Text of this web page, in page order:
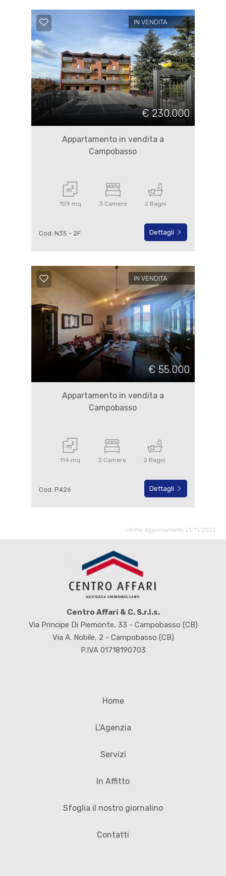
IN VENDITA
€ 230.000
Appartamento in vendita a
Campobasso
109 mq 3 Camere 2 Bagni
Cod. N35 - 2F Dettagli
IN VENDITA
€ 55.000
Appartamento in vendita a
Campobasso
114 mq 3 Camere 2 Bagni
Cod. P426 Dettagli
Ultimo aggiornamento 21/11/2023
Centro Affari & C. S.r.l.s.
Via Principe Di Piemonte, 33 - Campobasso (CB)
Via A. Nobile, 2 - Campobasso (CB)
P.IVA 01718190703
Home
L'Agenzia
Servizi
In Affitto
Sfoglia il nostro giornalino
Contatti